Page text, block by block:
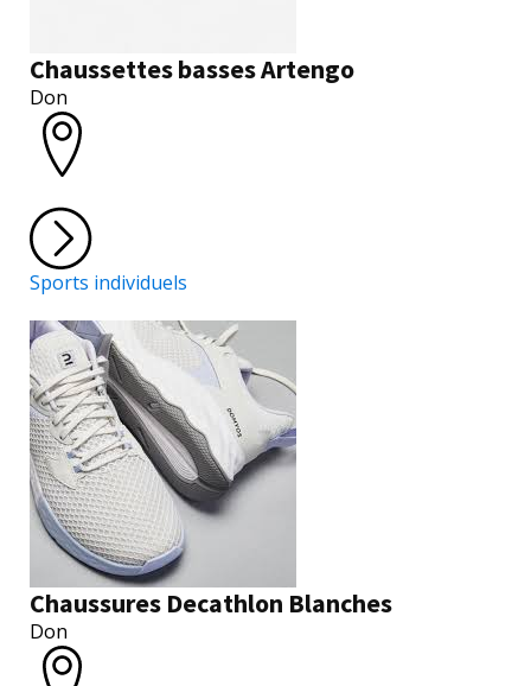
Chaussettes basses Artengo
Don
Sports individuels
Chaussures Decathlon Blanches
Don